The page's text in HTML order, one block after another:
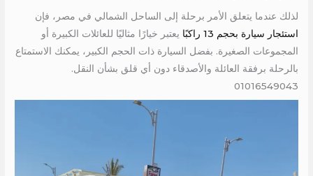
لذلك عندما يتعلق الأمر برحلة إلى الساحل الشمالي في مصر، فإن
استئجار سيارة بحجم 13 راكبًا
يعتبر خيارًا مثاليًا للعائلات الكبيرة أو
المجموعات الصغيرة. بفضل السيارة ذات الحجم الكبير، يمكنك الاستمتاع
بالرحلة برفقة العائلة والأصدقاء دون أي قلق بشأن النقل.
01016549043